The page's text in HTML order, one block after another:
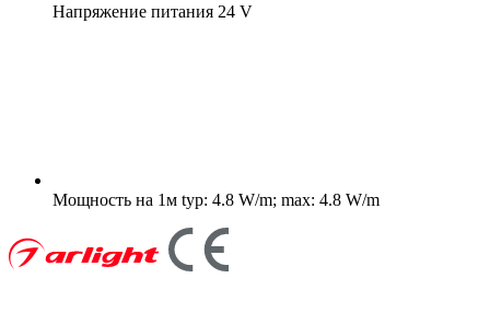
Напряжение питания 24 V
Мощность на 1м typ: 4.8 W/m; max: 4.8 W/m